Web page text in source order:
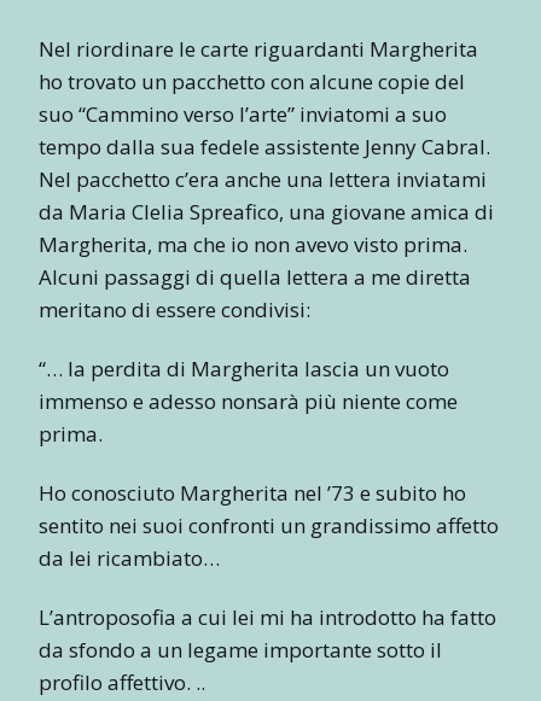
Nel riordinare le carte riguardanti Margherita
ho trovato un pacchetto con alcune copie del
suo “Cammino verso l’arte” inviatomi a suo
tempo dalla sua fedele assistente Jenny Cabral.
Nel pacchetto c’era anche una lettera inviatami
da Maria Clelia Spreafico, una giovane amica di
Margherita, ma che io non avevo visto prima.
Alcuni passaggi di quella lettera a me diretta
meritano di essere condivisi:
“… la perdita di Margherita lascia un vuoto
immenso e adesso nonsarà più niente come
prima.
Ho conosciuto Margherita nel ’73 e subito ho
sentito nei suoi confronti un grandissimo affetto
da lei ricambiato…
L’antroposofia a cui lei mi ha introdotto ha fatto
da sfondo a un legame importante sotto il
profilo affettivo. ..